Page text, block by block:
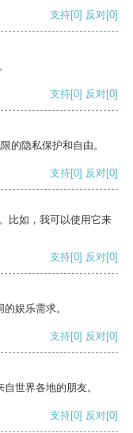
支持[0] 反对[0]
支持[0] 反对[0]
的隐私保护和自由。
支持[0] 反对[0]
比如，我可以使用它来
支持[0] 反对[0]
娱乐需求。
支持[0] 反对[0]
世界各地的朋友。
支持[0] 反对[0]